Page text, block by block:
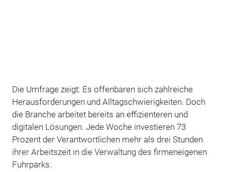
Die Umfrage zeigt: Es offenbaren sich zahlreiche
Herausforderungen und Alltagschwierigkeiten. Doch
die Branche arbeitet bereits an effizienteren und
digitalen Lösungen. Jede Woche investieren 73
Prozent der Verantwortlichen mehr als drei Stunden
ihrer Arbeitszeit in die Verwaltung des firmeneigenen
Fuhrparks.